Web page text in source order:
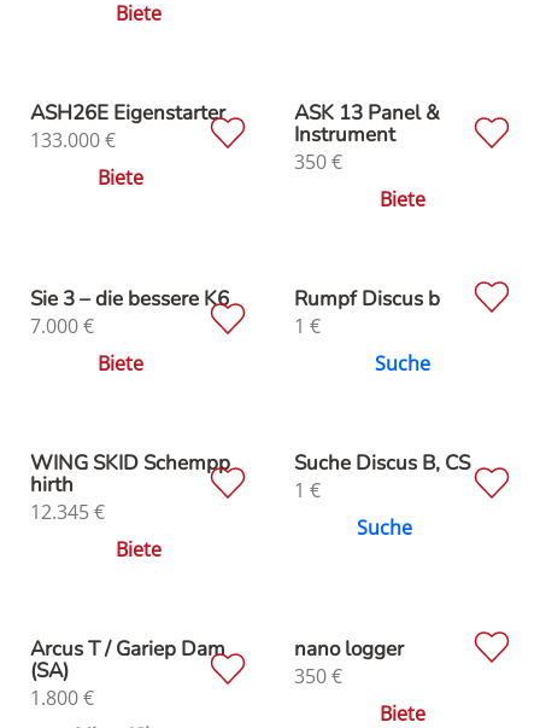
Biete
ASH26E Eigenstarter
133.000€
Biete
ASK 13 Panel &
Instrument
350€
Biete
Sie 3 – die bessere K6
7.000€
Biete
Rumpf Discus b
1 €
Suche
WING SKID Schempp
hirth
12.345€
Biete
Suche Discus B, CS
1 €
Suche
Arcus T / Gariep Dam
(SA)
1.800€
nano logger
350€
Biete